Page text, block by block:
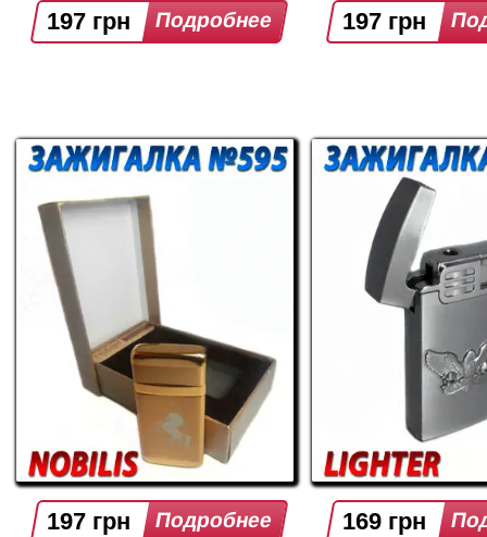
197 грн 197 грн
197 грн 169 грн